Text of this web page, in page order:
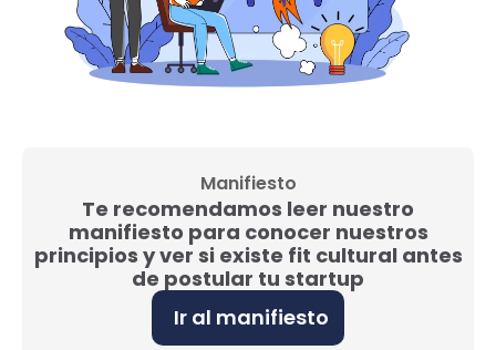
Manifiesto
Te recomendamos leer nuestro
manifiesto para conocer nuestros
principios y ver si existe fit cultural antes
de postular tu startup
Ir al manifiesto